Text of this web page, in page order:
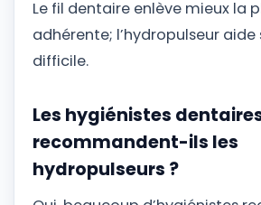
Le fil dentaire enlève mieux la
adhérente; l’hydropulseur aide
difficile.
Les hygiénistes
recommandent-ils les
hydropulseurs ?